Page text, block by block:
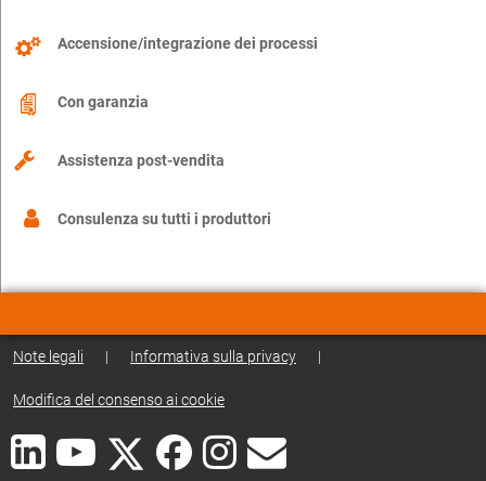
Accensione/integrazione dei processi
Con garanzia
Assistenza post-vendita
Consulenza su tutti i produttori
Note legali | Informativa sulla privacy |
Modifica del consenso ai cookie